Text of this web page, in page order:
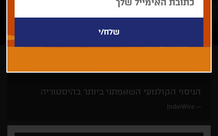
הניסוי הקולנועי השאפתני ביותר בהיסטוריה
IndieWire